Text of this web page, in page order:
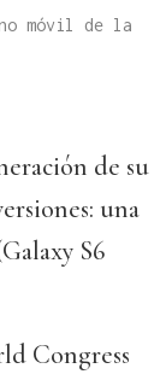
móvil de la
de su
una
S6
Congress